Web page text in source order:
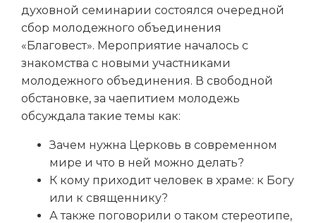
духовной семинарии состоялся очередной
сбор молодежного объединения
«Благовест». Мероприятие началось с
знакомства с новыми участниками
молодежного объединения. В свободной
обстановке, за чаепитием молодежь
обсуждала такие темы как:
Зачем нужна Церковь в современном
мире и что в ней можно делать?
К кому приходит человек в храме: к Богу
или к священнику?
А также поговорили о таком стереотипе,